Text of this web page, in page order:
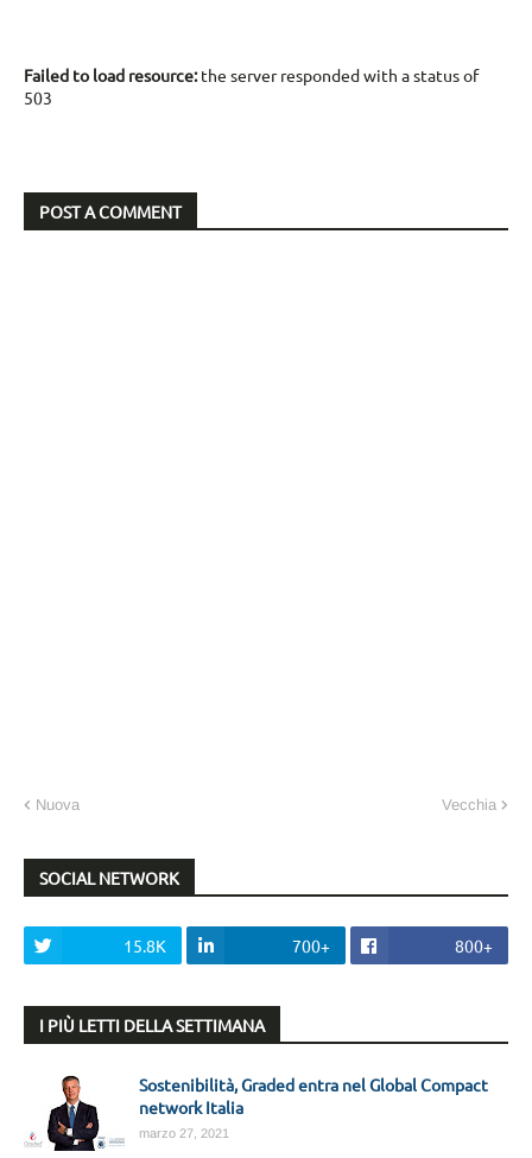
Failed to load resource:the server responded with a status of
503
POST A COMMENT
Nuova Vecchia
SOCIAL NETWORK
15.8K 700+ 800+
I PIÙ LETTI DELLA SETTIMANA
Sostenibilità, Graded entra nel Global Compact
network Italia
marzo 27, 2021